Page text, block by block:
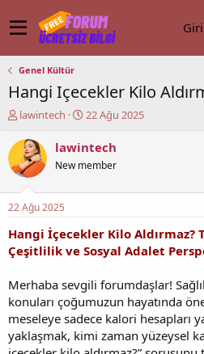
Genel Kültür
Hangi Içecekler Kilo
K
n
u
y
b
a
ş
a
a
n
lawintech
B
ş
a
ç
t
a
i
h
i
22 Ağu 2025
lawintech
New member
22 Ağu 2025
Hangi İçecekler Kilo Aldırmaz?
Çeşitlilik ve Sosyal Adalet
Merhaba sevgili forumdaşlar!
konuları çoğumuzun hayatında
meseleye sadece kalori hesapları
yaklaşmak, kimi zaman yüzeysel